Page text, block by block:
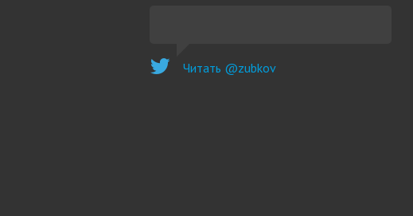
Читать @zubkov